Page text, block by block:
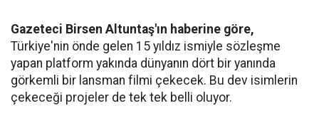
Gazeteci Birsen Altuntaş'ın haberine göre,
Türkiye'nin önde gelen 15 yıldız ismiyle sözleşme
yapan platform yakında dünyanın dört bir yanında
görkemli bir lansman filmi çekecek. Bu dev isimlerin
çekeceği projeler de tek tek belli oluyor.